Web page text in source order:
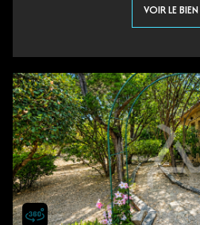
VOIR LE BIEN